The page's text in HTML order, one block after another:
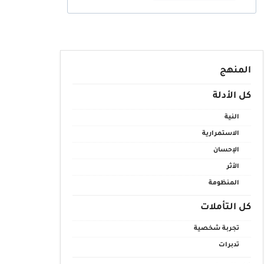
المنهج
كل الأدلة
النية
الاستمرارية
الإحسان
الأثر
المنظومة
كل التأملات
تجربة شخصية
تدبرات